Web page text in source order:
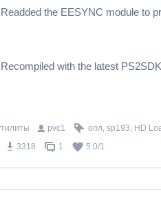
the EESYNC module to
with the latest
pvc1 опл, sp193, HD
3318 1 5.0/1